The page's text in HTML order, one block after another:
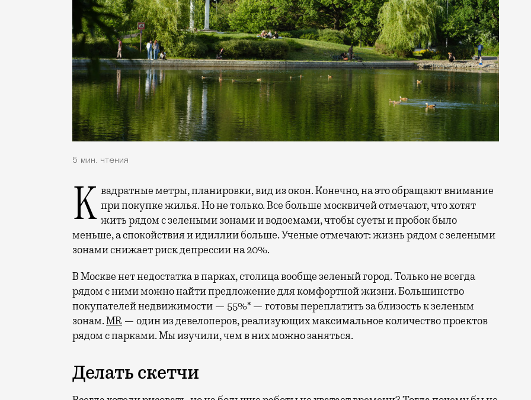
5 мин. чтения
Квадратные метры, планировки, вид из окон. Конечно, на это обращают внимание при покупке жилья. Но не только. Все больше москвичей отмечают, что хотят
жить рядом с зелеными зонами и водоемами, чтобы суеты и пробок было
меньше, а спокойствия и идиллии больше. Ученые отмечают: жизнь рядом с зелеными
зонами снижает риск депрессии на 20%.
В Москве нет недостатка в парках, столица вообще зеленый город. Только не всегда
рядом с ними можно найти предложение для комфортной жизни. Большинство
покупателей недвижимости — 55%* — готовы переплатить за близость к зеленым
зонам.MR — один из девелоперов, реализующих максимальное количество проектов
рядом с парками. Мы изучили, чем в них можно заняться.
Делать скетчи